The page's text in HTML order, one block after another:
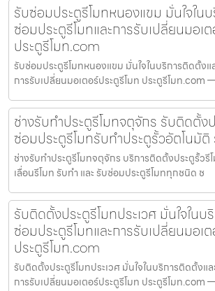
รับซ่อมประตูรีโมทหนองแขม มั่นใจใน
ซ่อมประตูรีโมทและการรับเปลี่ยนมอเ
ประตูรีโมท.com
รับซ่อมประตูรีโมทหนองแขม มั่นใจในบริการติดตั้งแ
การรับเปลี่ยนมอเตอร์ประตูรีโมท ประตูรีโมท.com
ช่างรับทำประตูรีโมทจตุจักร รับติดตั้ง
ซ่อมประตูรีโมทรับทำประตูรั้วอัตโนมัติ
ช่างรับทำประตูรีโมทจตุจักร บริการติดตั้งประตูรั้วรี
เลื่อนรีโมท รับทำ และ รับซ่อมประตูรีโมททุกชนิด ช
รับติดตั้งประตูรีโมทประเวศ มั่นใจในบ
ซ่อมประตูรีโมทและการรับเปลี่ยนมอเ
ประตูรีโมท.com
รับติดตั้งประตูรีโมทประเวศ มั่นใจในบริการติดตั้งแ
การรับเปลี่ยนมอเตอร์ประตูรีโมท ประตูรีโมท.com